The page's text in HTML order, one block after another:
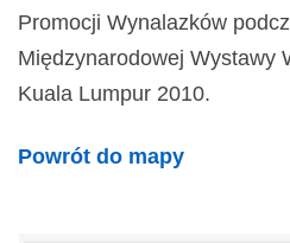
Promocji Wynalazków
Międzynarodowej Wystawy
Kuala Lumpur 2010.
Powrót do mapy